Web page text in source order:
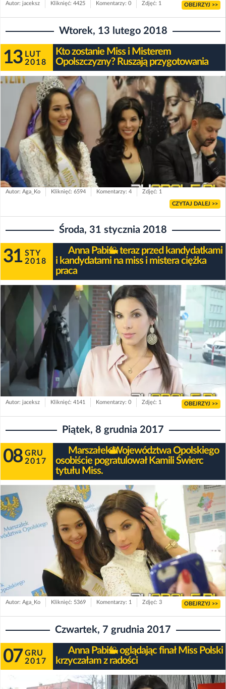
Autor: jaceksz Kliknięć: 4425 Komentarzy: 0 Zdjęć: 1 OBEJRZYJ >>
Wtorek, 13 lutego 2018
13 LUT
2018
Kto zostanie Miss i Misterem
Opolszczyzny? Ruszają przygotowania
Autor: Aga_Ko Kliknięć: 6594 Komentarzy: 4 Zdjęć: 1
CZYTAJ DALEJ >>
Środa, 31 stycznia 2018
31 STY
2018
Anna Pabiś - teraz przed kandydatkami
i kandydatami na miss i mistera ciężka
praca
Autor: jaceksz Kliknięć: 4141 Komentarzy: 0 Zdjęć: 1 OBEJRZYJ >>
Piątek, 8 grudnia 2017
08 GRU
2017
Marszałek Województwa Opolskiego
osobiście pogratulował Kamili Świerc
tytułu Miss.
Autor: Aga_Ko Kliknięć: 5369 Komentarzy: 1 Zdjęć: 3 OBEJRZYJ >>
Czwartek, 7 grudnia 2017
07 GRU
2017
Anna Pabiś - oglądając finał Miss Polski
krzyczałam z radości